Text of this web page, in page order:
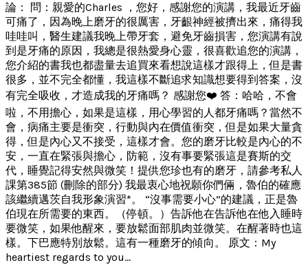
論： 問：親愛的Charles ，您好，感謝您的演講，我最近牙齒
可痛了，因為晚上磨牙的很厲害，牙齦神經被擠出來，痛得我
哇哇叫，醫生建議我晚上帶牙套，避免牙齒損害，您演講有說
到是牙痛的原因，我總是很熱愛身心靈，很喜歡追您的演講，
您介紹的書我也都盡量去追買來看想說這樣才跟得上，但是書
很多，並不完全都懂，我這樣不斷追求知識想要得到答案，沒
有完全吸收，才造成我的牙痛嗎？ 感謝您❤️ 答：哈哈，不會
啦，不用擔心，如果是這樣，用心學習的人都牙痛嗎？當然不
會，病痛主要是衝突，行動與內在價值衝突，但是如果大量貪
得，但是內心又不接受，這樣才會。您的磨牙比較是內心的不
安，一直在緊張與擔心，防範，沒有事要緊張這是賽斯的交
代，睡覺記得安然與微笑！提供您珍也有的磨牙，請參考私人
課第385節 (刪除的部分) 我最衷心地祝願你們倆，魯伯的確應
該繼續邁茨自我形象演習*。 “沒事需要小心”的建議，正是魯
伯現在所需要的東西。（停頓。）告訴他在告訴他在他入睡時
要微笑，如果他醒來，要放鬆面部肌肉並微笑。在醒著時也這
樣。下巴應特別放鬆。這有一種磨牙的傾向。 原文：My
heartiest regards to you...